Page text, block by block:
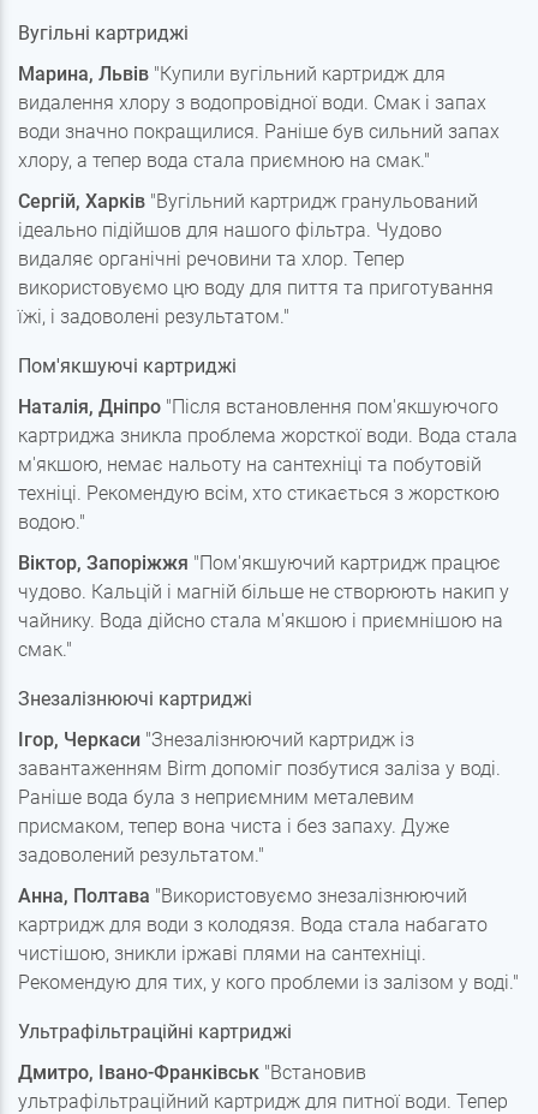
Вугільні картриджі
Марина, Львів "Купили вугільний картридж для
видалення хлору з водопровідної води. Смак і запах
води значно покращилися. Раніше був сильний запах
хлору, а тепер вода стала приємною на смак."
Сергій, Харків "Вугільний картридж гранульований
ідеально підійшов для нашого фільтра. Чудово
видаляє органічні речовини та хлор. Тепер
використовуємо цю воду для пиття та приготування
їжі, і задоволені результатом."
Пом'якшуючі картриджі
Наталія, Дніпро "Після встановлення пом'якшуючого
картриджа зникла проблема жорсткої води. Вода стала
м'якшою, немає нальоту на сантехніці та побутовій
техніці. Рекомендую всім, хто стикається з жорсткою
водою."
Віктор, Запоріжжя "Пом'якшуючий картридж працює
чудово. Кальцій і магній більше не створюють накип у
чайнику. Вода дійсно стала м'якшою і приємнішою на
смак."
Знезалізнюючі картриджі
Ігор, Черкаси "Знезалізнюючий картридж із
завантаженням Birm допоміг позбутися заліза у воді.
Раніше вода була з неприємним металевим
присмаком, тепер вона чиста і без запаху. Дуже
задоволений результатом."
Анна, Полтава "Використовуємо знезалізнюючий
картридж для води з колодязя. Вода стала набагато
чистішою, зникли іржаві плями на сантехніці.
Рекомендую для тих, у кого проблеми із залізом у воді."
Ультрафільтраційні картриджі
Дмитро, Івано-Франківськ "Встановив
ультрафільтраційний картридж для питної води. Тепер